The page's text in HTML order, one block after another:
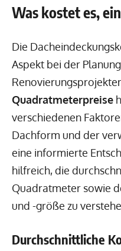
Was kostet es,
Die
Aspekt bei der
Quadratmeterpreise
verschiedenen
Dachform und der
eine informierte
hilfreich, die
Quadratmeter sowie
und -größe zu
Durchschnittliche